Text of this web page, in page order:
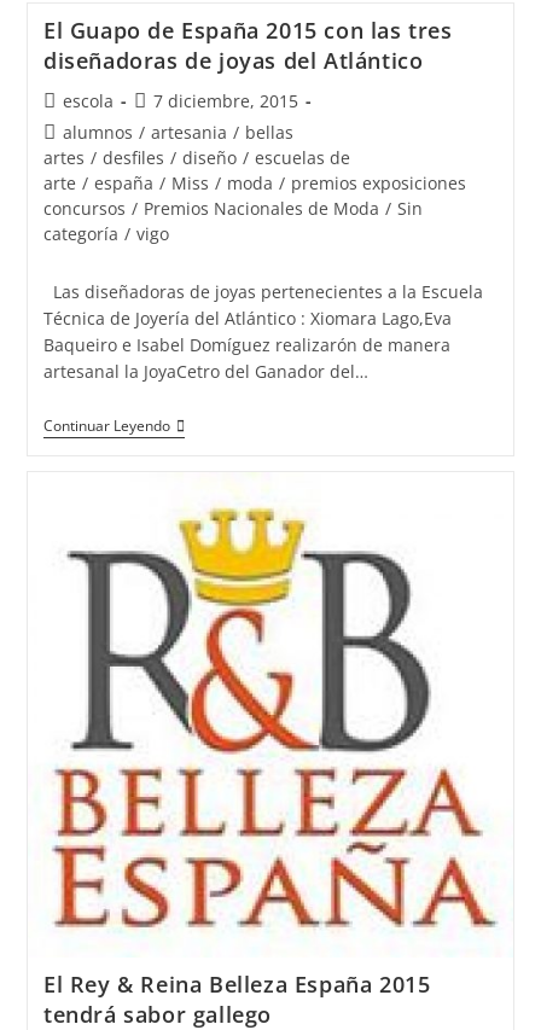
proyecto
solidario
Belleza
España
con
Joyas
de
la
Joyería
del
Atlántico
El Guapo de España 2015 con las tres
diseñadoras de joyas del Atlántico
Autor
de
la
entrada:
escola
Publicación
de
la
entrada:
7 diciembre, 2015
Categoría
de
la
entrada:
alumnos / artesania / bellas
artes / desfiles / diseño / escuelas de
arte / españa / Miss / moda / premios exposiciones
concursos / Premios Nacionales de Moda / Sin
categoría / vigo
Las diseñadoras de joyas pertenecientes a la Escuela
Técnica de Joyería del Atlántico : Xiomara Lago,Eva
Baqueiro e Isabel Domíguez realizarón de manera
artesanal la JoyaCetro del Ganador del…
Continuar Leyendo
El
España
2015
con
las
tres
diseñadoras
de
joyas
del
Atlántico
El Rey & Reina Belleza España 2015
tendrá sabor gallego